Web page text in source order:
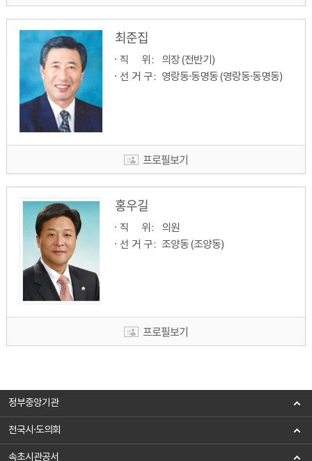
최준집
직         위 :
의장 (전반기)
선  거  구 : 영랑동·동명동 (영랑동·동명동)
프로필보기
홍우길
직         위 :
의원
선  거  구 : 조양동 (조양동)
프로필보기
정부중앙기관
전국시·도의회
속초시관공서